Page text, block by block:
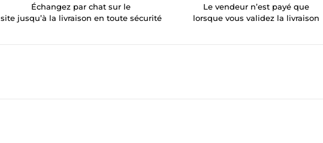
Échangez par chat sur le
site jusqu’à la livraison en toute sécurité
Le vendeur n’est payé que
lorsque vous validez la livraison